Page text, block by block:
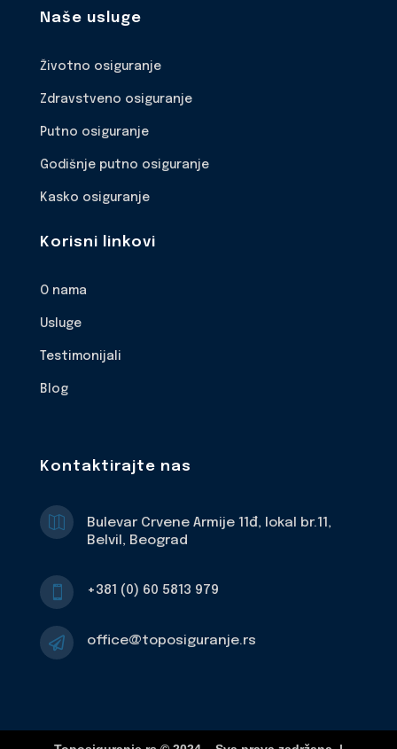
Naše usluge
Životno osiguranje
Zdravstveno osiguranje
Putno osiguranje
Godišnje putno osiguranje
Kasko osiguranje
Korisni linkovi
O nama
Usluge
Testimonijali
Blog
Kontaktirajte nas

Bulevar Crvene Armije 11đ, lokal br.11,
Belvil, Beograd
 +381 (0) 60 5813 979
 office@toposiguranje.rs